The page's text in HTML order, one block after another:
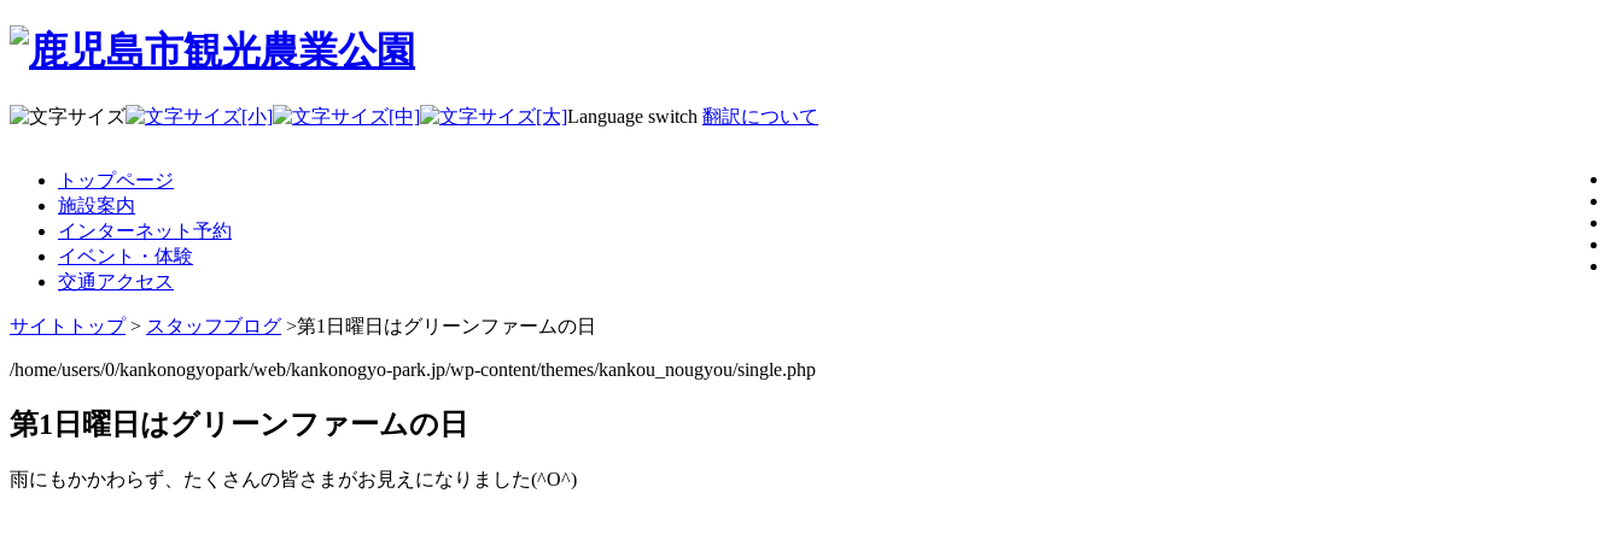
Language switch 翻訳について
トップページ
施設案内
インターネット予約
イベント・体験
交通アクセス
サイトトップ> スタッフブログ >第1日曜日はグリーンファームの日
/home/users/0/kankonogyopark/web/kankonogyo-park.jp/wp-content/themes/kankou_nougyou/single.php
第1日曜日はグリーンファームの日
雨にもかかわらず、たくさんの皆さまがお見えになりました(^O^)